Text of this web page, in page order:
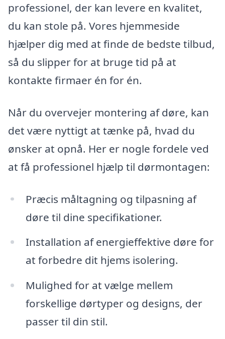
professionel, der kan levere en kvalitet,
du kan stole på. Vores hjemmeside
hjælper dig med at finde de bedste tilbud,
så du slipper for at bruge tid på at
kontakte firmaer én for én.
Når du overvejer montering af døre, kan
det være nyttigt at tænke på, hvad du
ønsker at opnå. Her er nogle fordele ved
at få professionel hjælp til dørmontagen:
Præcis måltagning og tilpasning af
døre til dine specifikationer.
Installation af energieffektive døre for
at forbedre dit hjems isolering.
Mulighed for at vælge mellem
forskellige dørtyper og designs, der
passer til din stil.